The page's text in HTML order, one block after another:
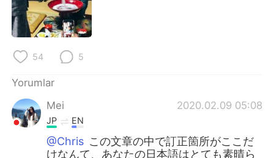
ไทย
Italiano
Português
54 5
Yorumlar
Mei
2020.02.09 05:08
JP EN
@Chris この文章の中で訂正箇所がここだ
けなんて、あなたの日本語はとても素晴ら